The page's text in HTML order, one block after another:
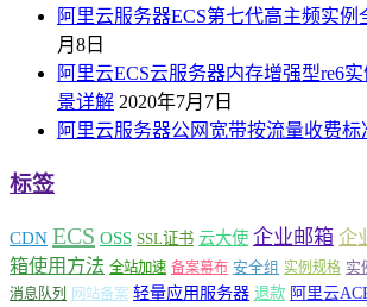
阿里云服务器ECS第七代高主频实例
月8日
阿里云ECS云服务器内存增强型re6
景详解 2020年7月7日
阿里云服务器公网宽带按流量收费标
标签
CDN ECS OSS SSL证书 云大使 企业邮箱 企
箱使用方法 全站加速 备案幕布 安全组 实例规格 实
消息队列
网站备案 轻量应用服务器 退款 阿里云